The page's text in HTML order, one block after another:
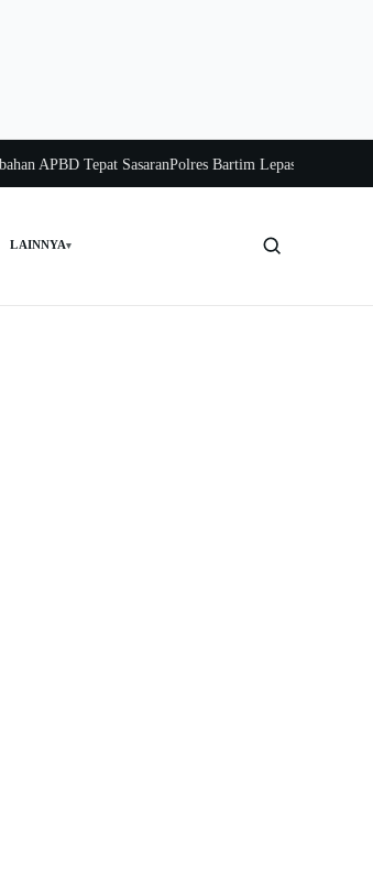
Tepat SasaranPolres Bartim Lepas Bakti Sosial
LAINNYA▾